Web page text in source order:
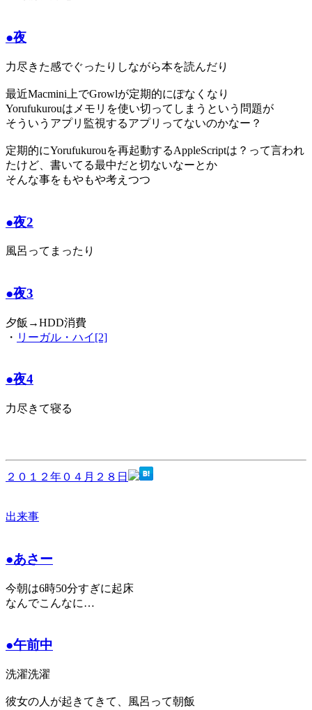
●夜
力尽きた感でぐったりしながら本を読んだり
最近Macmini上でGrowlが定期的にぽなくなり
Yorufukurouはメモリを使い切ってしまうという問題が
そういうアプリ監視するアプリってないのかなー？
定期的にYorufukurouを再起動するAppleScriptは？って言われ
たけど、書いてる最中だと切ないなーとか
そんな事をもやもや考えつつ
●夜2
風呂ってまったり
●夜3
夕飯→HDD消費
・ リーガル・ハイ[2]
●夜4
力尽きて寝る
２０１２年０４月２８日
出来事
●あさー
今朝は6時50分すぎに起床
なんでこんなに…
●午前中
洗濯洗濯
彼女の人が起きてきて、風呂って朝飯